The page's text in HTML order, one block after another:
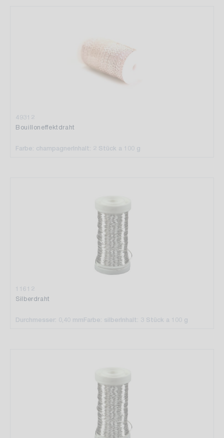
49312
Bouilloneffektdraht
Farbe: champagnerInhalt: 2 Stück a 100 g
11612
Silberdraht
Durchmesser: 0,40 mmFarbe: silberInhalt: 3 Stück a 100 g